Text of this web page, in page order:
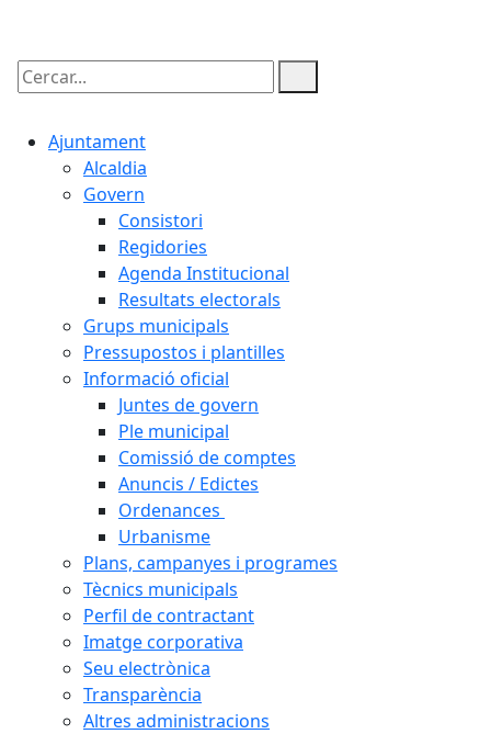
Cercar:
Ajuntament
Alcaldia
Govern
Consistori
Regidories
Agenda Institucional
Resultats electorals
Grups municipals
Pressupostos i plantilles
Informació oficial
Juntes de govern
Ple municipal
Comissió de comptes
Anuncis / Edictes
Ordenances
Urbanisme
Plans, campanyes i programes
Tècnics municipals
Perfil de contractant
Imatge corporativa
Seu electrònica
Transparència
Altres administracions